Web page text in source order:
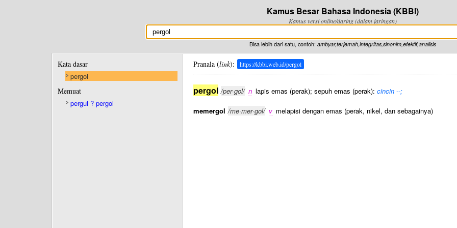
Kamus Besar Bahasa Indonesia (KBBI)
Kamus versi online/daring (dalam jaringan)
Bisa lebih dari satu, contoh: ambyar,terjemah,integritas,sinonim,efektif,analisis
Kata dasar
pergol
Memuat
pergul ? pergol
Pranala (link): https://kbbi.web.id/pergol
pergol /per·gol/ n lapis emas (perak); sepuh emas (perak): cincin --;
memergol /me·mer·gol/ v melapisi dengan emas (perak, nikel, dan sebagainya)